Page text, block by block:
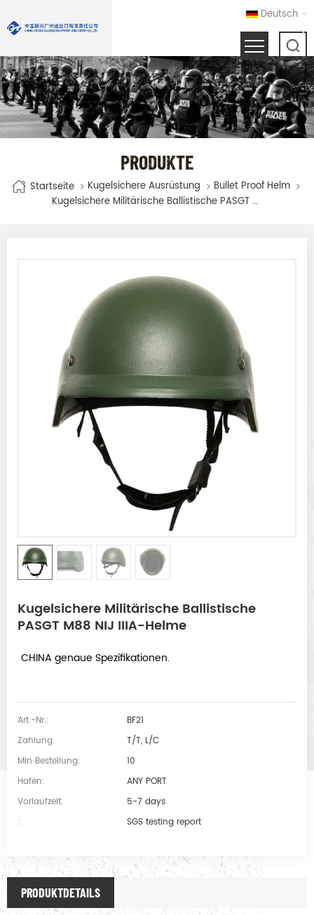
Deutsch
PRODUKTE
Startseite Kugelsichere Ausrüstung
Bullet Proof Helm
Kugelsichere Militärische Ballistische PASGT M88 NIJ IIIA-Helme
Kugelsichere Militärische Ballistische
PASGT M88 NIJ IIIA-Helme
CHINA genaue Spezifikationen.
Art.-Nr.:
BF21
Zahlung:
T/T, L/C
Min Bestellung:
10
Hafen:
ANY PORT
Vorlaufzeit:
5-7 days
:
SGS testing report
PRODUKTDETAILS